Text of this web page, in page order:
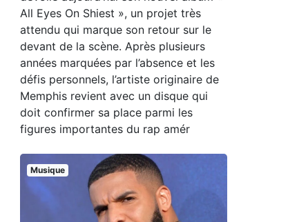
All Eyes On Shiest », un projet très
attendu qui marque son retour sur le
devant de la scène. Après plusieurs
années marquées par l’absence et les
défis personnels, l’artiste originaire de
Memphis revient avec un disque qui
doit confirmer sa place parmi les
figures importantes du rap amér
Musique